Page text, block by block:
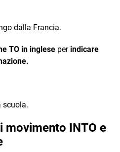
dalla Francia.
TO in inglese per indicare
scuola.
movimento INTO e